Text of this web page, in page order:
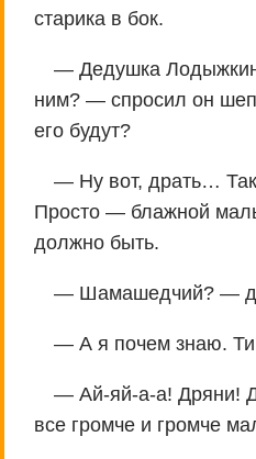
старика в бок.
— Дедушка
ним? — спросил он
его будут?
— Ну вот, драть…
Просто — блажной
должно быть.
— Шамашедчий? —
— А я почем знаю.
— Ай-яй-а-а! Дряни!
все громче и громче